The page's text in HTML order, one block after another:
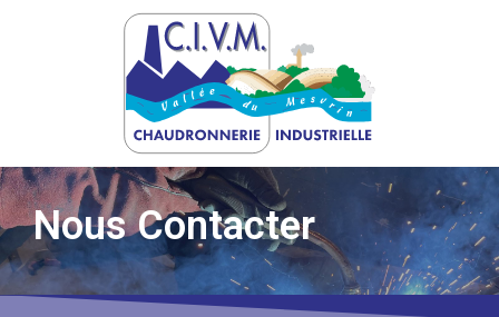
Nous Contacter